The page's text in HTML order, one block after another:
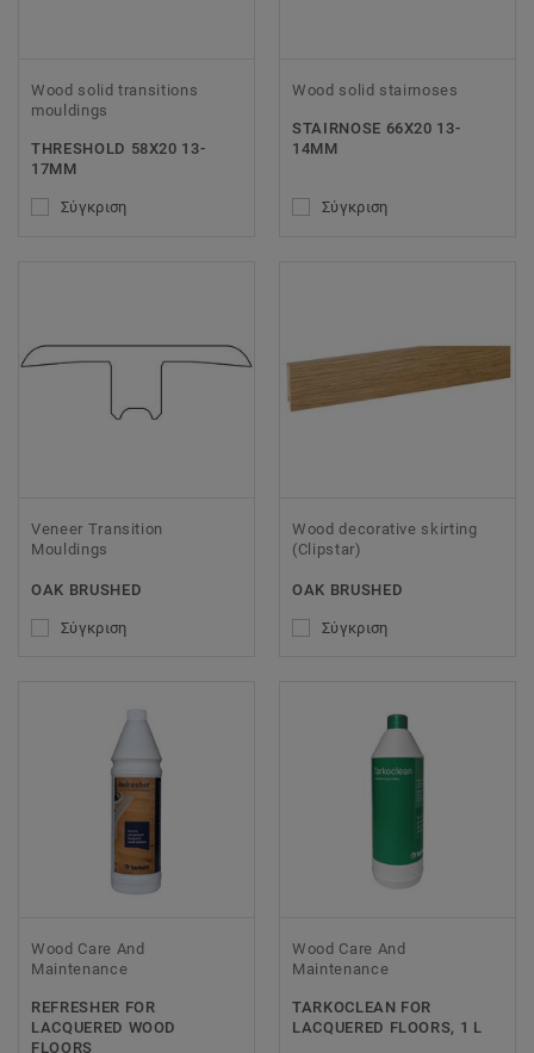
Wood solid transitions
mouldings
THRESHOLD 58X20 13-
17MM
Σύγκριση
Wood solid stairnoses
STAIRNOSE 66X20 13-
14MM
Σύγκριση
Veneer Transition
Mouldings
OAK BRUSHED
Σύγκριση
Wood decorative skirting
(Clipstar)
OAK BRUSHED
Σύγκριση
Wood Care And
Maintenance
REFRESHER FOR
LACQUERED WOOD
FLOORS
Wood Care And
Maintenance
TARKOCLEAN FOR
LACQUERED FLOORS, 1 L